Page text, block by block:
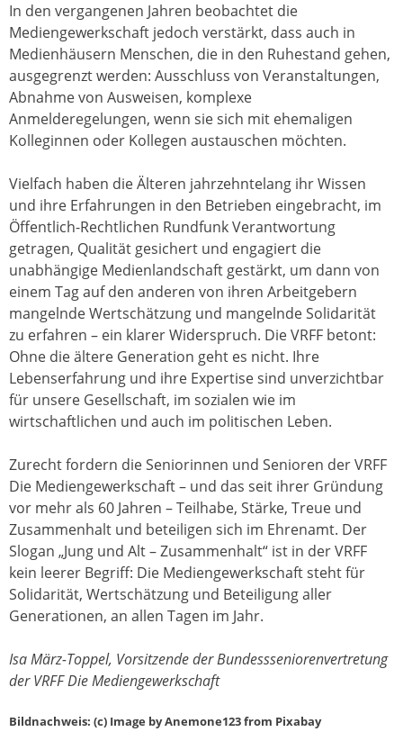
In den vergangenen Jahren beobachtet die
Mediengewerkschaft jedoch verstärkt, dass auch in
Medienhäusern Menschen, die in den Ruhestand gehen,
ausgegrenzt werden: Ausschluss von Veranstaltungen,
Abnahme von Ausweisen, komplexe
Anmelderegelungen, wenn sie sich mit ehemaligen
Kolleginnen oder Kollegen austauschen möchten.
Vielfach haben die Älteren jahrzehntelang ihr Wissen
und ihre Erfahrungen in den Betrieben eingebracht, im
Öffentlich-Rechtlichen Rundfunk Verantwortung
getragen, Qualität gesichert und engagiert die
unabhängige Medienlandschaft gestärkt, um dann von
einem Tag auf den anderen von ihren Arbeitgebern
mangelnde Wertschätzung und mangelnde Solidarität
zu erfahren – ein klarer Widerspruch. Die VRFF betont:
Ohne die ältere Generation geht es nicht. Ihre
Lebenserfahrung und ihre Expertise sind unverzichtbar
für unsere Gesellschaft, im sozialen wie im
wirtschaftlichen und auch im politischen Leben.
Zurecht fordern die Seniorinnen und Senioren der VRFF
Die Mediengewerkschaft – und das seit ihrer Gründung
vor mehr als 60 Jahren – Teilhabe, Stärke, Treue und
Zusammenhalt und beteiligen sich im Ehrenamt. Der
Slogan „Jung und Alt – Zusammenhalt“ ist in der VRFF
kein leerer Begriff: Die Mediengewerkschaft steht für
Solidarität, Wertschätzung und Beteiligung aller
Generationen, an allen Tagen im Jahr.
Isa März-Toppel, Vorsitzende der Bundessseniorenvertretung
der VRFF Die Mediengewerkschaft
Bildnachweis: (c) Image by Anemone123 from Pixabay